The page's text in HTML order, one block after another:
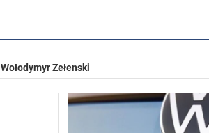
Wołodymyr Zełenski